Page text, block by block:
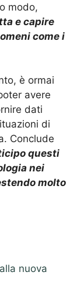
modo,
e capire
come i
è ormai
avere
dati
di
Conclude
questi
nei
molto
nuova